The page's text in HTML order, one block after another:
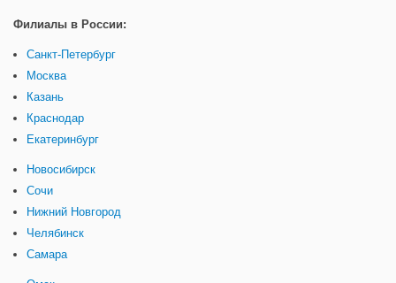
Филиалы в России:
Санкт-Петербург
Москва
Казань
Краснодар
Екатеринбург
Новосибирск
Сочи
Нижний Новгород
Челябинск
Самара